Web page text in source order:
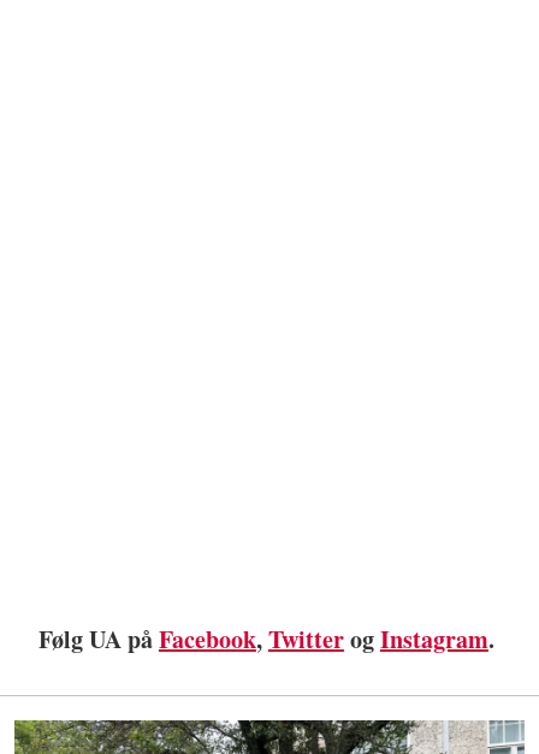
Følg UA påFacebook,TwitterogInstagram.